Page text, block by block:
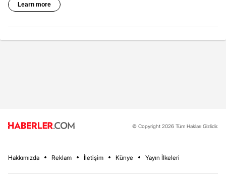
© Copyright 2026 Tüm Hakları Gizlidir.
Hakkımızda Reklam İletişim Künye Yayın İlkeleri